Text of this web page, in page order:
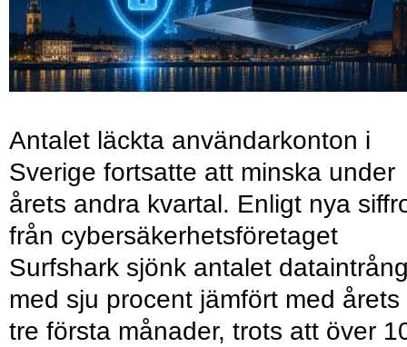
Antalet läckta användarkonton i
Sverige fortsatte att minska under
årets andra kvartal. Enligt nya
från cybersäkerhetsföretaget
Surfshark sjönk antalet
med sju procent jämfört med årets
tre första månader, trots att över